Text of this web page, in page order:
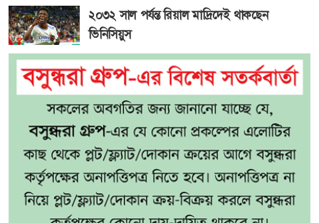
২০৩২ সাল পর্যন্ত রিয়াল মাদ্রিদেই থাকছেন
ভিনিসিয়ুস